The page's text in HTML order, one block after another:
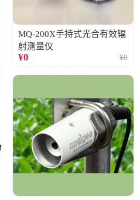
MQ-200X手持式光合有效辐
射测量仪
¥0 ¥0